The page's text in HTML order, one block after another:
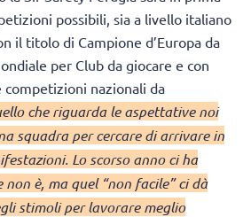
possibili, sia a livello italiano
il titolo di Campione d’Europa da
per Club da giocare e con
nazionali da
che riguarda le aspettative noi
squadra per cercare di arrivare in
Lo scorso anno ci ha
è, ma quel “non facile” ci dà
stimoli per lavorare meglio